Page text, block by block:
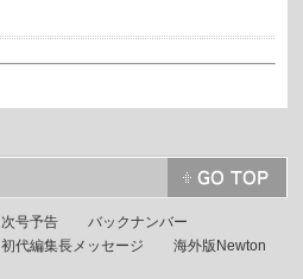
次号予告
バックナンバー
初代編集長メッセージ
海外版Newton